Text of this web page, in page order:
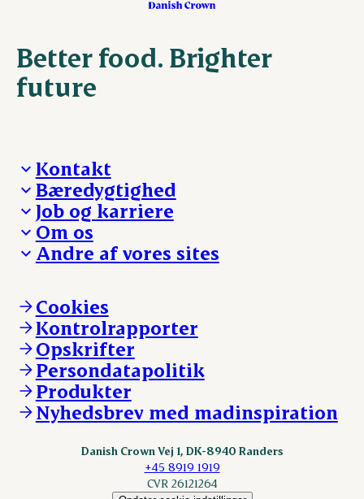
Better food. Brighter
future
Kontakt
Besøg Danish Crown
Presse og nyheder
Reklamationer
Whistleblower
Øvrige henvendelser
Bæredygtighed
Fra jord til bord
Hverdagen
Ansvarlighed og nøgletal
Job og karriere
Arbejd med os
Ledige stillinger
Om os
Hvem er vi
Vores resultater
Vores lokationer
Kontakt
Andre af vores sites
Andelsejere - kreatur
Danishcrownprofessional.com
DAT-Schaub.com
ESS-FOOD.com
Fonden Dansk Gastronomi
KLS.se
nordicspoor.com
Scanhide.dk
Cookies
Kontrolrapporter
Opskrifter
Persondatapolitik
Produkter
Nyhedsbrev med madinspiration
Danish Crown Vej 1, DK-8940 Randers
+45 8919 1919
CVR 26121264